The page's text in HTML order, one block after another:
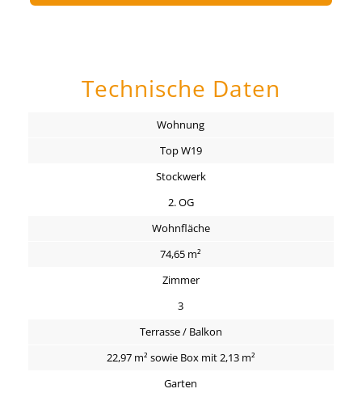
Technische Daten
Wohnung
Top W19
Stockwerk
2. OG
Wohnfläche
74,65 m²
Zimmer
3
Terrasse / Balkon
22,97 m² sowie Box mit 2,13 m²
Garten